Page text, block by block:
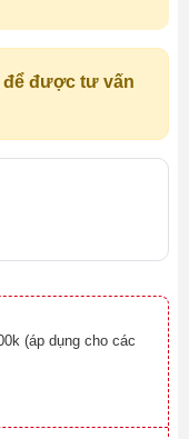
để được tư vấn